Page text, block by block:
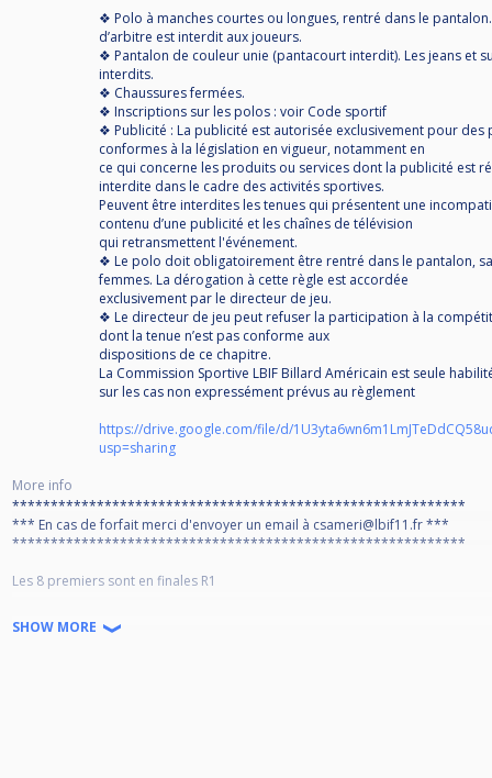
❖ Polo à manches courtes ou longues, rentré dans le
d’arbitre est interdit aux joueurs.
❖ Pantalon de couleur unie (pantacourt interdit). Les jeans et
interdits.
❖ Chaussures fermées.
❖ Inscriptions sur les polos : voir Code sportif
❖ Publicité : La publicité est autorisée exclusivement pour des
conformes à la législation en vigueur, notamment en
ce qui concerne les produits ou services dont la publicité est
interdite dans le cadre des activités sportives.
Peuvent être interdites les tenues qui présentent une
contenu d’une publicité et les chaînes de télévision
qui retransmettent l'événement.
❖ Le polo doit obligatoirement être rentré dans le pantalon,
femmes. La dérogation à cette règle est accordée
exclusivement par le directeur de jeu.
❖ Le directeur de jeu peut refuser la participation à la
dont la tenue n’est pas conforme aux
dispositions de ce chapitre.
La Commission Sportive LBIF Billard Américain est seule
sur les cas non expressément prévus au règlement
https://drive.google.com/file/d/
usp=sharing
More info
***********************************************************
*** En cas de forfait merci d'envoyer un email à csameri@lbif11.fr ***
***********************************************************
Les 8 premiers sont en finales R1
Les 24 suivants sont en finales R2
SHOW MORE